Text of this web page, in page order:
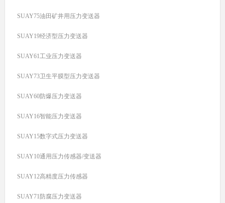
SUAY75油田矿井用压力变送器
SUAY19经济型压力变送器
SUAY61工业压力变送器
SUAY73卫生平膜型压力变送器
SUAY60防爆压力变送器
SUAY16智能压力变送器
SUAY15数字式压力变送器
SUAY10通用压力传感器/变送器
SUAY12高精度压力传感器
SUAY71防腐压力变送器